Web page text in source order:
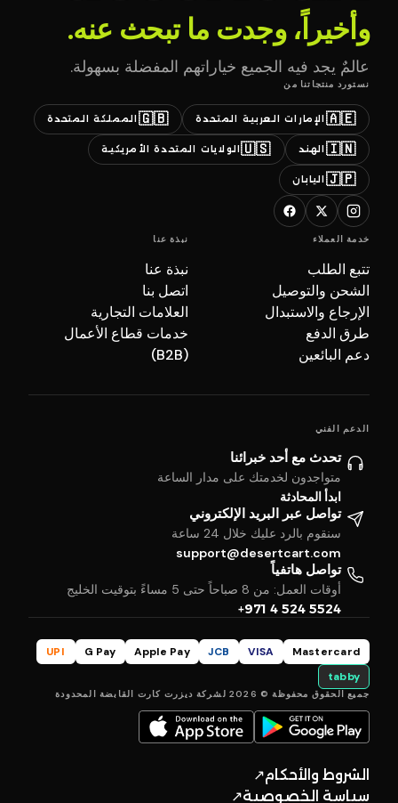
وأخيراً، وجدت ما تبحث عنه.
عالمٌ يجد فيه الجميع خياراتهم المفضلة بسهولة.
نستورد منتجاتنا من
🇦🇪 الإمارات العربية المتحدة 🇬🇧 المملكة المتحدة
🇮🇳 الهند 🇺🇸الولايات المتحدة الأمريكية
🇯🇵 اليابان
خدمة العملاء
تتبع الطلب
الشحن والتوصيل
الإرجاع والاستبدال
طرق الدفع
دعم البائعين
نبذة عنا
نبذة عنا
اتصل بنا
العلامات التجارية
خدمات قطاع الأعمال
(B2B)
الدعم الفني
تحدث مع أحد خبرائنا
متواجدون لخدمتك على مدار الساعة
ابدأ المحادثة
تواصل عبر البريد الإلكتروني
سنقوم بالرد عليك خلال 24 ساعة
support@desertcart.com
تواصل هاتفياً
أوقات العمل: من 8 صباحاً حتى 5 مساءً بتوقيت الخليج
+971 4 524 5524
Mastercard
VISA
JCB
Apple Pay
G Pay
UPI
tabby
جميع الحقوق محفوظة © 2026 لشركة ديزرت كارت القابضة المحدودة
الشروط والأحكام↗
سياسة الخصوصية↗